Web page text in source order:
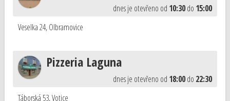
dnes je otevřeno od 10:30do 15:00
Veselka 24,Olbramovice
Pizzeria Laguna
dnes je otevřeno od 18:00do 22:30
Táborská 53,Votice